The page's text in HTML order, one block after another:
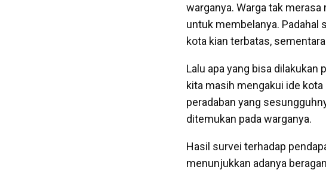
warganya. Warga tak
untuk membelanya. Padahal
kota kian terbatas,
Lalu apa yang bisa
kita masih mengakui ide
peradaban yang
ditemukan pada warganya.
Hasil survei terhadap
menunjukkan adanya